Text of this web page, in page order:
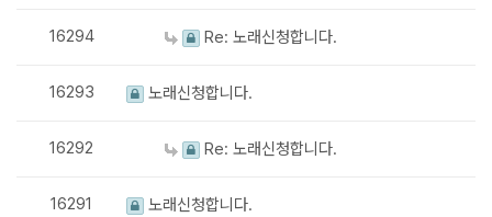
16294 Re: 노래신청합니다.
16293 노래신청합니다.
16292 Re: 노래신청합니다.
16291 노래신청합니다.